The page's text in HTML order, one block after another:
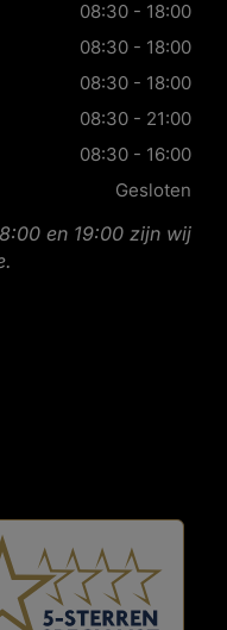
08:30 - 18:00
08:30 - 18:00
08:30 - 18:00
08:30 - 21:00
08:30 - 16:00
Gesloten
en 19:00 zijn wij